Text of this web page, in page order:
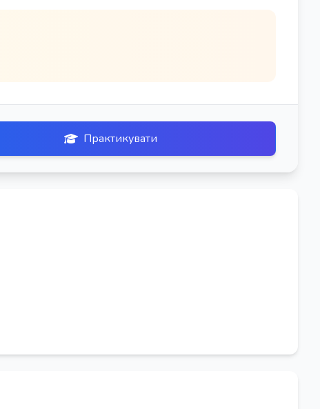
Практикувати